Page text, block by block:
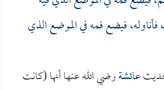
فيضع فمه في الموضع الذي
حديثعائشةرضي الله عنها أنها (كانت